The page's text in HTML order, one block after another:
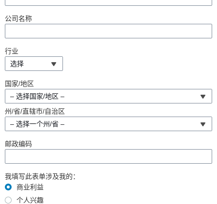
公司名称
行业
选择
国家/地区
– 选择国家/地区 –
州/省/直辖市/自治区
– 选择一个州/省 –
邮政编码
我填写此表单涉及我的：
商业利益
个人兴趣